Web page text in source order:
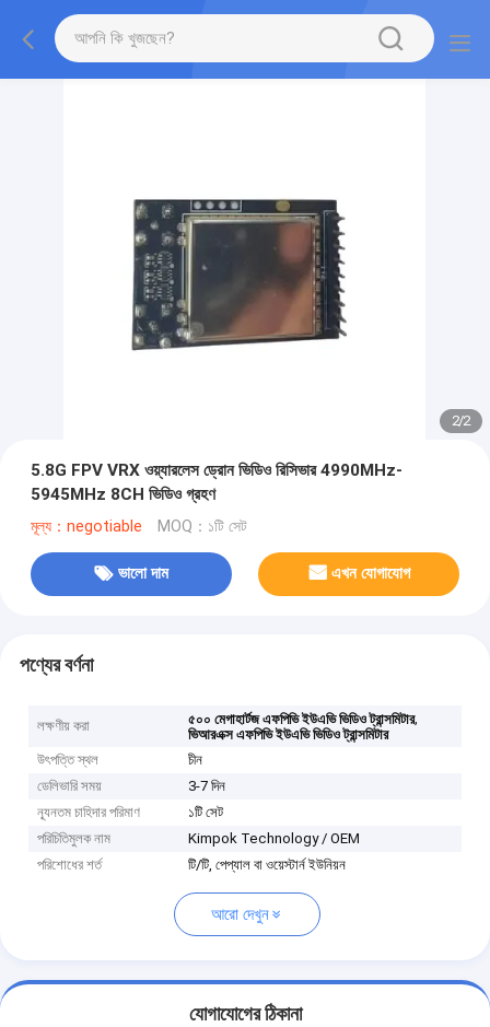
2/2
5.8G FPV VRX ওয়্যারলেস ড্রোন ভিডিও রিসিভার 4990MHz-
5945MHz 8CH ভিডিও গ্রহণ
মূল্য：negotiable MOQ：১টি সেট
ভালো দাম এখন যোগাযোগ
পণ্যের বর্ণনা
লক্ষণীয় করা ৫০০ মেগাহার্টজ এফপিভি ইউএভি ভিডিও ট্রান্সমিটার,
ভিআরএক্স এফপিভি ইউএভি ভিডিও ট্রান্সমিটার
উৎপত্তি স্থল
চীন
ডেলিভারি সময়
3-7 দিন
ন্যূনতম চাহিদার পরিমাণ
১টি সেট
পরিচিতিমুলক নাম
Kimpok Technology / OEM
পরিশোধের শর্ত
টি/টি, পেপ্যাল ​​বা ওয়েস্টার্ন ইউনিয়ন
আরো দেখুন
যোগাযোগের ঠিকানা